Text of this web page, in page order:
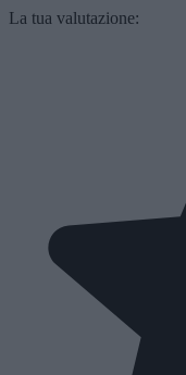
La tua valutazione: